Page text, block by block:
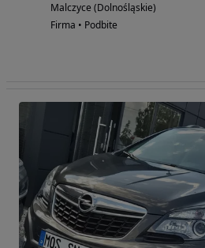
Malczyce (Dolnośląskie)
Firma • Podbite